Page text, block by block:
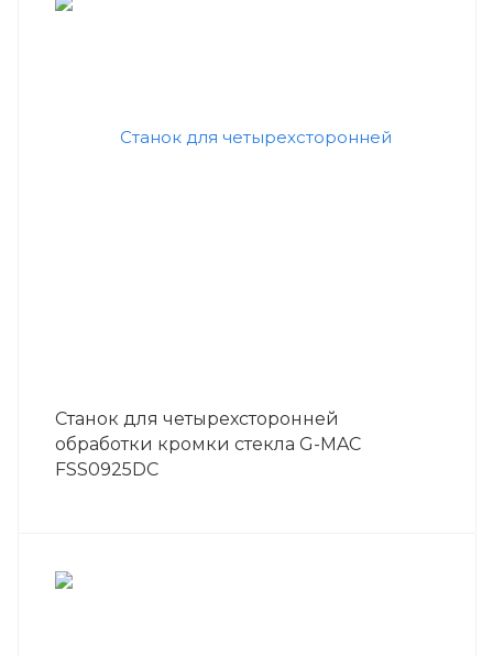
Станок для четырехсторонней
обработки кромки стекла G-MAC
FSS0925DC